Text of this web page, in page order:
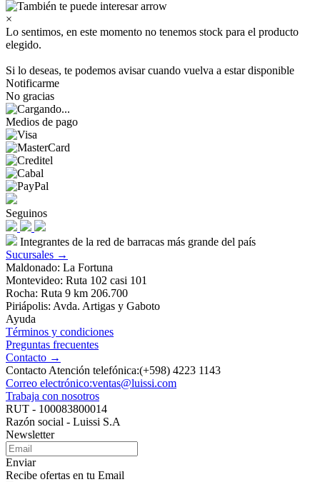
×
Lo sentimos, en este momento no tenemos stock para el producto
elegido.
Si lo deseas, te podemos avisar cuando vuelva a estar disponible
Notificarme
No gracias
Medios de pago
Seguinos
Integrantes de la red de barracas más grande del país
Sucursales →
Maldonado: La Fortuna
Montevideo: Ruta 102 casi 101
Rocha: Ruta 9 km 206.700
Piriápolis: Avda. Artigas y Gaboto
Ayuda
Términos y condiciones
Preguntas frecuentes
Contacto →
Contacto Atención telefónica:(+598) 4223 1143
Correo electrónico:ventas@luissi.com
Trabaja con nosotros
RUT - 100083800014
Razón social - Luissi S.A
Newsletter
Enviar
Recibe ofertas en tu Email